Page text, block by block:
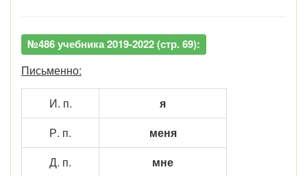
№486 учебника 2019-2022 (стр. 69):
Письменно:
И. п.
я
Р. п.
меня
Д. п.
мне